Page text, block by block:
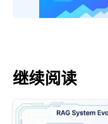
继续阅读